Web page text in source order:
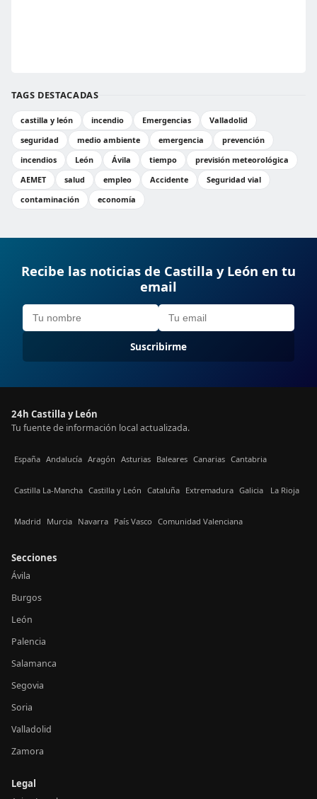
TAGS DESTACADAS
castilla y león incendio Emergencias
Valladolid
seguridad
medio ambiente emergencia
prevención
incendios
León Ávila tiempo
previsión meteorológica
AEMET
salud empleo Accidente
Seguridad vial
contaminación
economía
Recibe las noticias de Castilla y León en tu
email
Suscribirme
24h Castilla y León
Tu fuente de información local actualizada.
España Andalucía Aragón Asturias Baleares Canarias Cantabria
Castilla La-Mancha Castilla y León Cataluña Extremadura Galicia La Rioja
Madrid Murcia Navarra País Vasco Comunidad Valenciana
Secciones
Ávila
Burgos
León
Palencia
Salamanca
Segovia
Soria
Valladolid
Zamora
Legal